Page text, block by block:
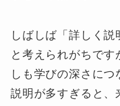
しばしば「詳しく説
と考えられがちで
しも学びの深さにつ
説明が多すぎると、